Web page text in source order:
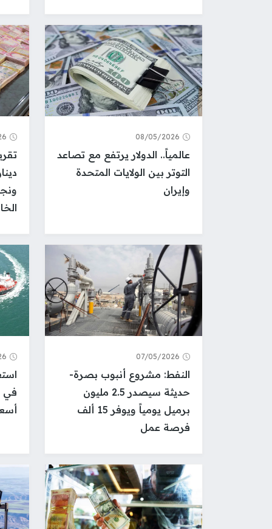
08/05/2026
عالمياً.. الدولار يرتفع مع تصاعد
التوتر بين الولايات المتحدة
وإيران
07/05/2026
النفط: مشروع أنبوب بصرة-
حديثة سيصدر 2.5 مليون
برميل يومياً ويوفر 15 ألف
فرصة عمل
في